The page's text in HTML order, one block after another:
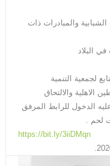
والمبادرات ذات
البلاد
لجمعية التنمية
الاهلية والالتحاق
الدخول للرابط المرفق
لحم .
https://bit.ly/3iiDMqn